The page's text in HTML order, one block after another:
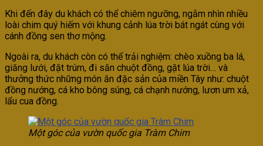
Khi đến đây du khách có thể chiêm ngưỡng, ngắm nhìn nhiều
loài chim quý hiếm với khung cảnh lúa trời bát ngát cùng với
cánh đồng sen thơ mộng.
Ngoài ra, du khách còn có thể trải nghiệm: chèo xuồng ba lá,
giăng lưới, đặt trúm, đi săn chuột đồng, gặt lúa trời… và
thưởng thức những món ăn đặc sản của miền Tây như: chuột
đồng nướng, cá kho bông súng, cá chạnh nướng, lươn um xả,
lẩu cua đồng.
Một góc của vườn quốc gia Tràm Chim